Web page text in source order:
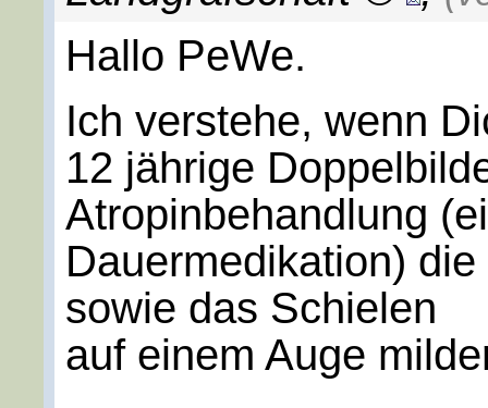
Hallo PeWe.
Ich verstehe, wenn
12 jährige
Atropinbehandlung
Dauermedikation)
sowie das Schielen
auf einem Auge